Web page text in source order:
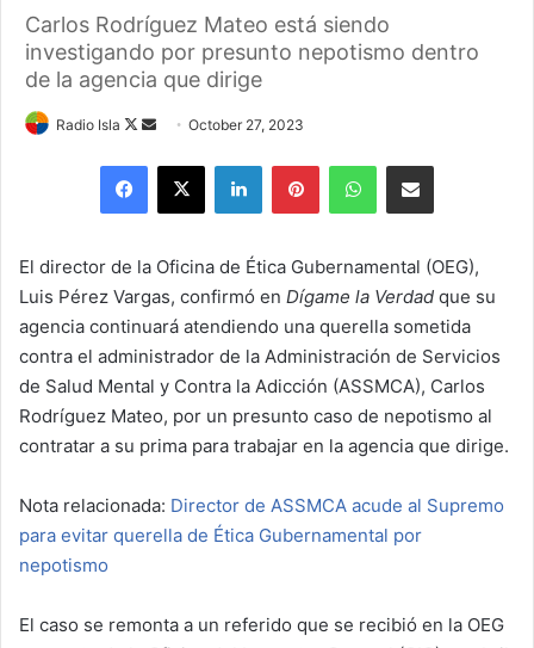
Carlos Rodríguez Mateo está siendo
investigando por presunto nepotismo dentro
de la agencia que dirige
Radio Isla
Follow
Send
email
October 27, 2023
Facebook
X LinkedInPinterestWhatsAppShare via Email
El director de la Oficina de Ética Gubernamental (OEG),
Luis Pérez Vargas, confirmó en Dígame la Verdad que su
agencia continuará atendiendo una querella sometida
contra el administrador de la Administración de Servicios
de Salud Mental y Contra la Adicción (ASSMCA), Carlos
Rodríguez Mateo, por un presunto caso de nepotismo al
contratar a su prima para trabajar en la agencia que dirige.
Nota relacionada: Director de ASSMCA acude al Supremo
para evitar querella de Ética Gubernamental por
nepotismo
El caso se remonta a un referido que se recibió en la OEG